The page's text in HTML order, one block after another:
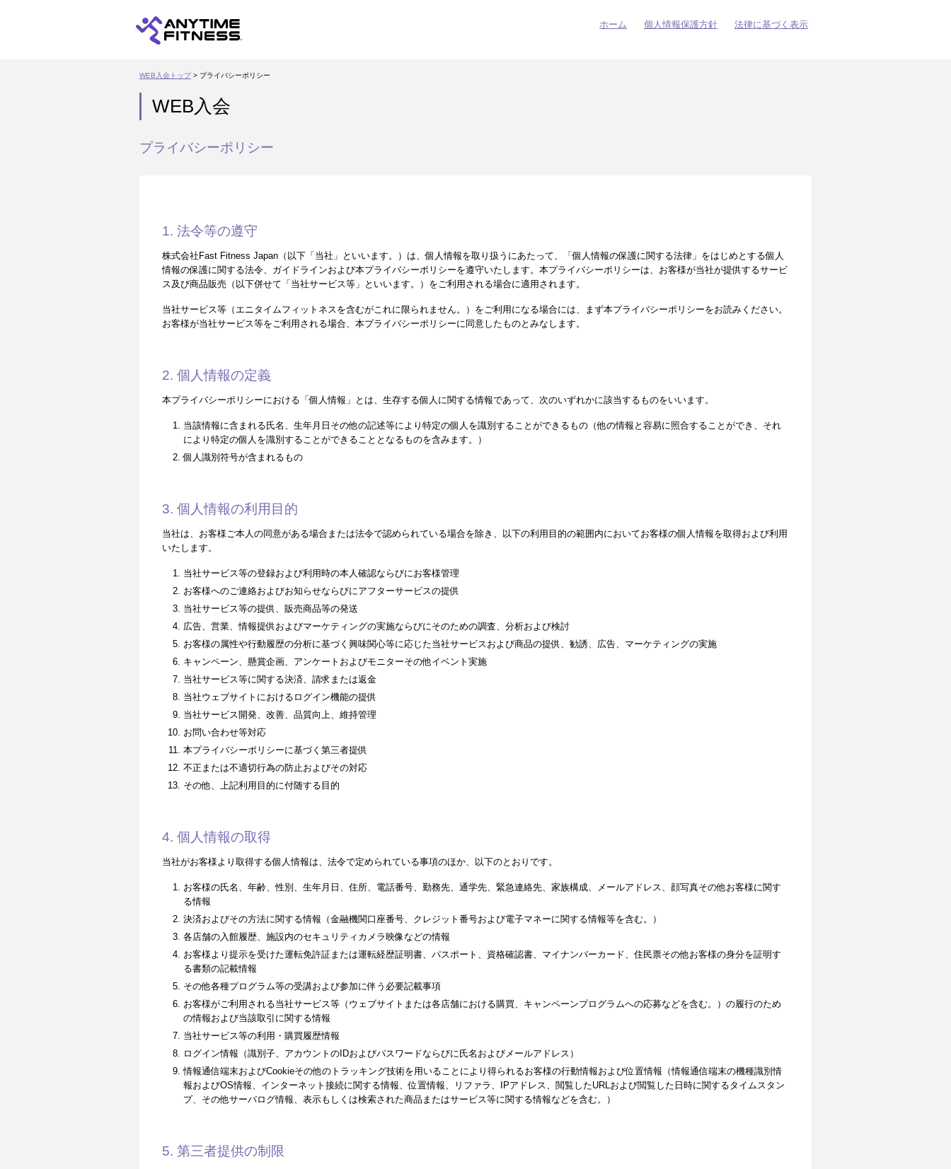
ホーム 個人情報保護方針 法律に基づく表示
WEB入会トップ> プライバシーポリシー
WEB入会
プライバシーポリシー
1. 法令等の遵守
株式会社Fast Fitness Japan（以下「当社」といいます。）は、個人情報を取り扱うにあたって、「個人情報の保護に関する法律」をはじめとする個人
情報の保護に関する法令、ガイドラインおよび本プライバシーポリシーを遵守いたします。本プライバシーポリシーは、お客様が当社が提供するサービ
ス及び商品販売（以下併せて「当社サービス等」といいます。）をご利用される場合に適用されます。
当社サービス等（エニタイムフィットネスを含むがこれに限られません。）をご利用になる場合には、まず本プライバシーポリシーをお読みください。
お客様が当社サービス等をご利用される場合、本プライバシーポリシーに同意したものとみなします。
2. 個人情報の定義
本プライバシーポリシーにおける「個人情報」とは、生存する個人に関する情報であって、次のいずれかに該当するものをいいます。
当該情報に含まれる氏名、生年月日その他の記述等により特定の個人を識別することができるもの（他の情報と容易に照合することができ、それ
により特定の個人を識別することができることとなるものを含みます。）
個人識別符号が含まれるもの
3. 個人情報の利用目的
当社は、お客様ご本人の同意がある場合または法令で認められている場合を除き、以下の利用目的の範囲内においてお客様の個人情報を取得および利用
いたします。
当社サービス等の登録および利用時の本人確認ならびにお客様管理
お客様へのご連絡およびお知らせならびにアフターサービスの提供
当社サービス等の提供、販売商品等の発送
広告、営業、情報提供およびマーケティングの実施ならびにそのための調査、分析および検討
お客様の属性や行動履歴の分析に基づく興味関心等に応じた当社サービスおよび商品の提供、勧誘、広告、マーケティングの実施
キャンペーン、懸賞企画、アンケートおよびモニターその他イベント実施
当社サービス等に関する決済、請求または返金
当社ウェブサイトにおけるログイン機能の提供
当社サービス開発、改善、品質向上、維持管理
お問い合わせ等対応
本プライバシーポリシーに基づく第三者提供
不正または不適切行為の防止およびその対応
その他、上記利用目的に付随する目的
4. 個人情報の取得
当社がお客様より取得する個人情報は、法令で定められている事項のほか、以下のとおりです。
お客様の氏名、年齢、性別、生年月日、住所、電話番号、勤務先、通学先、緊急連絡先、家族構成、メールアドレス、顔写真その他お客様に関す
る情報
決済およびその方法に関する情報（金融機関口座番号、クレジット番号および電子マネーに関する情報等を含む。）
各店舗の入館履歴、施設内のセキュリティカメラ映像などの情報
お客様より提示を受けた運転免許証または運転経歴証明書、パスポート、資格確認書、マイナンバーカード、住民票その他お客様の身分を証明す
る書類の記載情報
その他各種プログラム等の受講および参加に伴う必要記載事項
お客様がご利用される当社サービス等（ウェブサイトまたは各店舗における購買、キャンペーンプログラムへの応募などを含む。）の履行のため
の情報および当該取引に関する情報
当社サービス等の利用・購買履歴情報
ログイン情報（識別子、アカウントのIDおよびパスワードならびに氏名およびメールアドレス）
情報通信端末およびCookieその他のトラッキング技術を用いることにより得られるお客様の行動情報および位置情報（情報通信端末の機種識別情
報およびOS情報、インターネット接続に関する情報、位置情報、リファラ、IPアドレス、閲覧したURLおよび閲覧した日時に関するタイムスタン
プ、その他サーバログ情報、表示もしくは検索された商品またはサービス等に関する情報などを含む。）
5. 第三者提供の制限